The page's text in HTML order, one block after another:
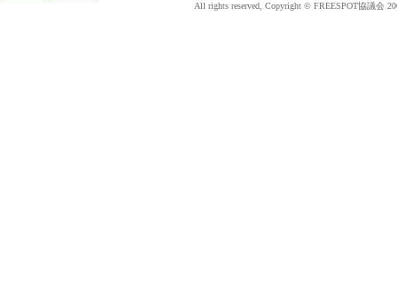
All rights reserved, Copyright © FREESPOT協議会